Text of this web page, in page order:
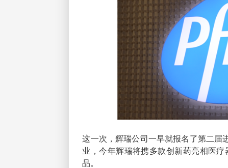
这一次，辉瑞公司一早就报名了第二届
业，今年辉瑞将携多款创新药亮相医
品。